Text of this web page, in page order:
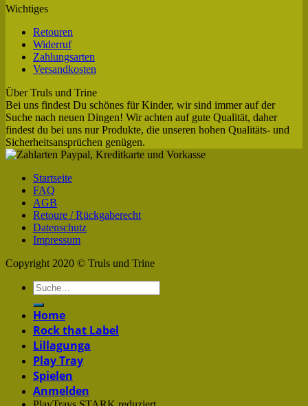
Wichtiges
Retouren
Widerruf
Zahlungsarten
Versandkosten
Über Truls und Trine
Bei uns findest Du schönes für Kinder, wir sind immer auf der
Suche nach neuen Dingen! Wir achten auf gute Qualität, daher
findest du bei uns nur Produkte, die unseren hohen Qualitäts- und
Sicherheitsansprüchen genügen.
Startseite
FAQ
AGB
Retoure / Rückgaberecht
Datenschutz
Impressum
Copyright 2020 © Truls und Trine
Home
Rock that Label
Lillagunga
Play Tray
Spielen
Anmelden